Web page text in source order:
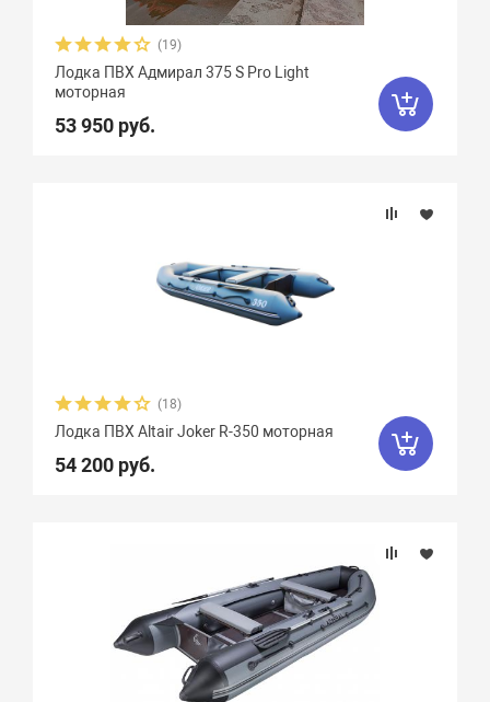
Феникс 1 Флинт 3 Фортуна
Чирок 7
(19)
Лодка ПВХ Адмирал 375 S Pro Light
моторная
53 950 руб.
(18)
Лодка ПВХ Altair Joker R-350 моторная
54 200 руб.